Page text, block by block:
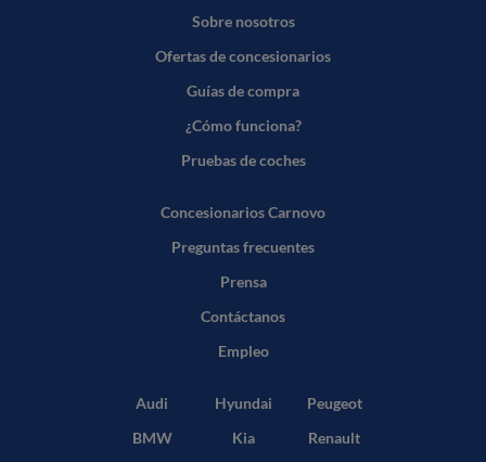
Sobre nosotros
Ofertas de concesionarios
Guías de compra
¿Cómo funciona?
Pruebas de coches
Concesionarios Carnovo
Preguntas frecuentes
Prensa
Contáctanos
Empleo
Audi
BMW
Hyundai
Kia
Peugeot
Renault